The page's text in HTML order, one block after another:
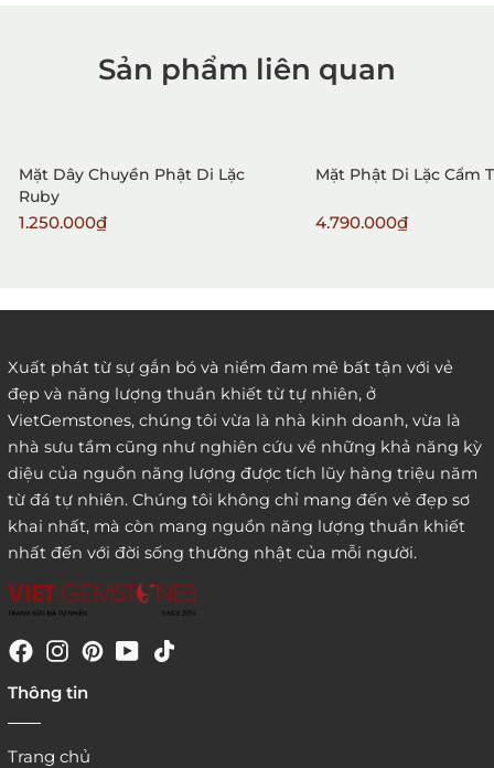
1. Mua hàng trực tiếp tại VietGemstones
3. Đặt hàng thông quaemail hay chat trực tiếp với
chúng tôi:
website:
Sản phẩm liên quan
Mặt Dây Chuyền Phật Di Lặc
Ruby
1.250.000₫
Mặt Phật Di Lặc Cẩm
4.790.000₫
Xuất phát từ sự gắn bó và niềm đam mê bất tận với vẻ
đẹp và năng lượng thuần khiết từ tự nhiên, ở
VietGemstones, chúng tôi vừa là nhà kinh doanh, vừa là
nhà sưu tầm cũng như nghiên cứu về những khả năng kỳ
diệu của nguồn năng lượng được tích lũy hàng triệu năm
từ đá tự nhiên. Chúng tôi không chỉ mang đến vẻ đẹp sơ
khai nhất, mà còn mang nguồn năng lượng thuần khiết
nhất đến với đời sống thường nhật của mỗi người.
Thông tin
Trang chủ